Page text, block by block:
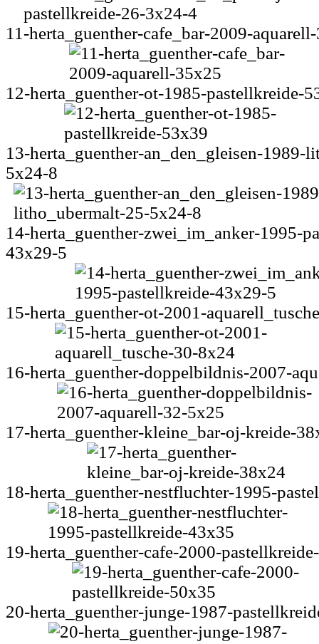
11-herta_guenther-cafe_bar-2009-
12-herta_guenther-ot-1985-pastellkreide-
13-herta_guenther-an_den_gleisen-1989-
5x24-8
14-herta_guenther-zwei_im_anker-1995-
43x29-5
15-herta_guenther-ot-2001-
16-herta_guenther-doppelbildnis-2007-
17-herta_guenther-kleine_bar-oj-kreide-
18-herta_guenther-nestfluchter-1995-
19-herta_guenther-cafe-2000-
20-herta_guenther-junge-1987-